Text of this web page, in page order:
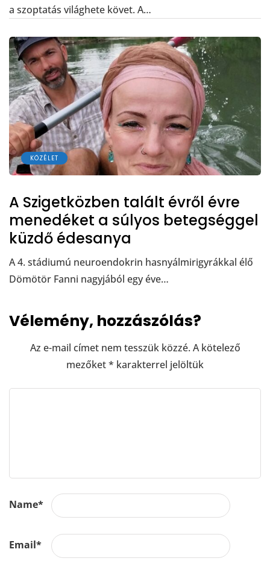
a szoptatás világhete követ. A…
KÖZÉLET
A Szigetközben talált évről évre
menedéket a súlyos betegséggel
küzdő édesanya
A 4. stádiumú neuroendokrin hasnyálmirigyrákkal élő
Dömötör Fanni nagyjából egy éve…
Vélemény, hozzászólás?
Az e-mail címet nem tesszük közzé. A kötelező
mezőket* karakterrel jelöltük
Name*
Email*